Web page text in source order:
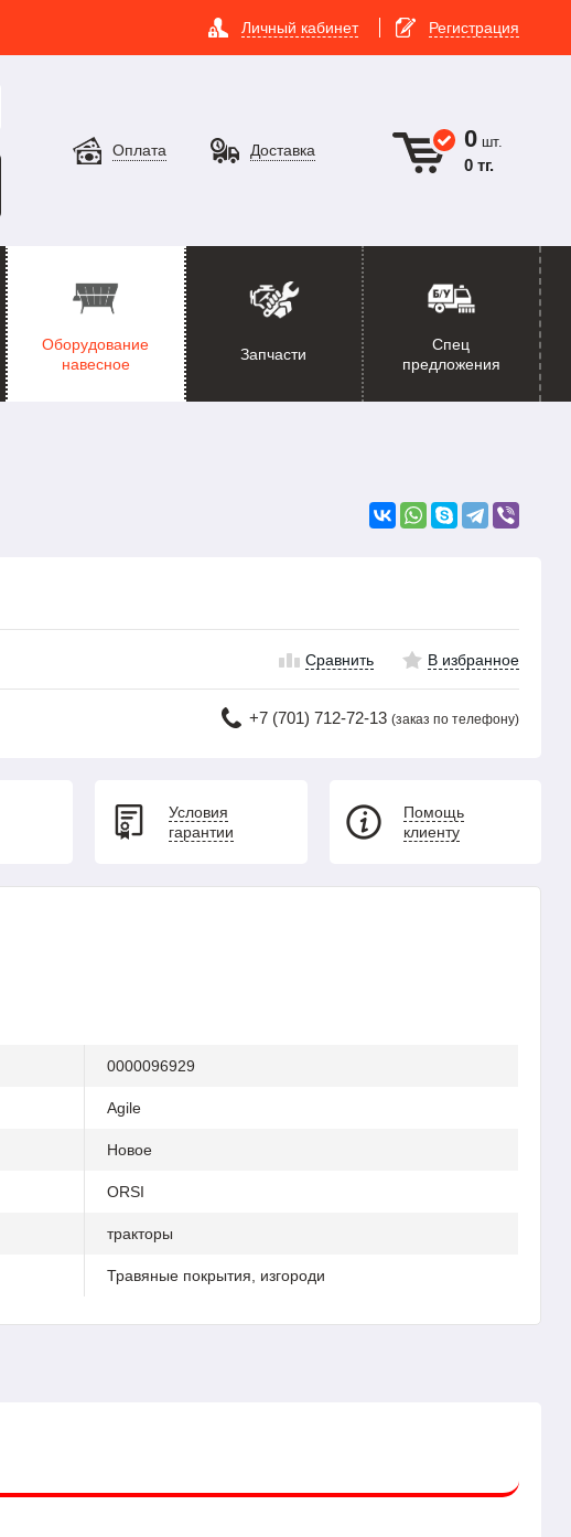
Личный кабинет Регистрация
Оплата Доставка 0 шт.
0 тг.
Оборудование
навесное
Запчасти
Спец
предложения
Сравнить В избранное
+7 (701) 712-72-13 (заказ по телефону)
Условия
гарантии
Помощь
клиенту
0000096929
Agile
Новое
ORSI
тракторы
Травяные покрытия, изгороди